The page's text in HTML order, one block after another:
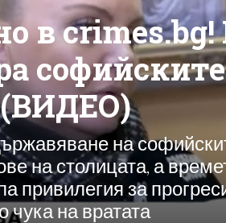
в crimes.bg!
(ВИДЕО)
на
на столицата, а
привилегия за
чука на вратата